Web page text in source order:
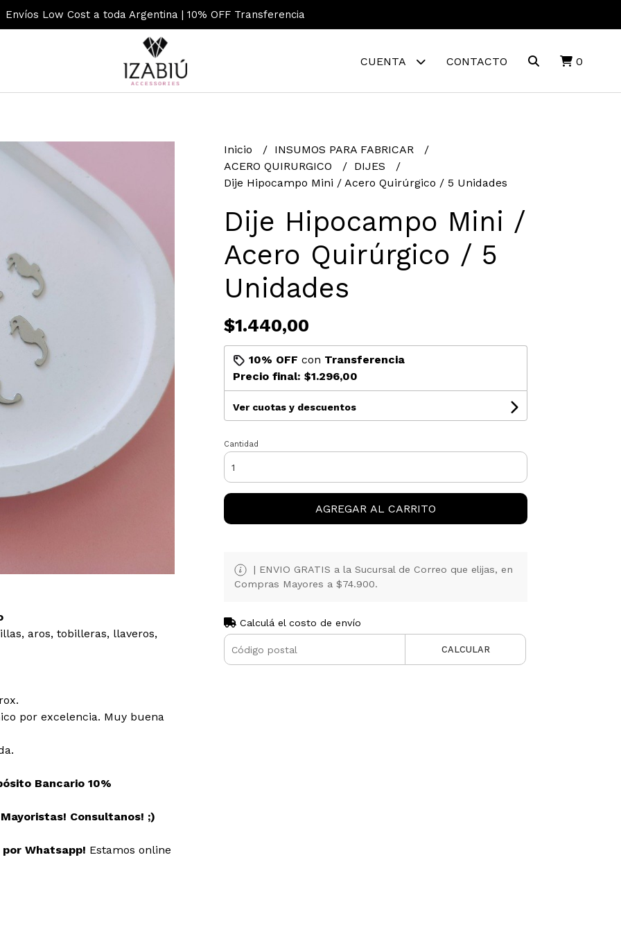
Envíos Low Cost a toda Argentina | 10% OFF Transferencia
CUENTA CONTACTO 0
aros, tobilleras, llaveros,
por excelencia. Muy buena
Bancario 10%
Consultanos! ;)
Whatsapp! Estamos online
Inicio
INSUMOS PARA FABRICAR
ACERO QUIRURGICO
DIJES
Dije Hipocampo Mini / Acero Quirúrgico / 5 Unidades
Dije Hipocampo Mini /
Acero Quirúrgico / 5
Unidades
$1.440,00
10% OFF con Transferencia
Precio final: $1.296,00
Ver cuotas y descuentos
Cantidad
AGREGAR AL CARRITO
| ENVIO GRATIS a la Sucursal de Correo que elijas, en
Compras Mayores a $74.900.
Calculá el costo de envío
CALCULAR